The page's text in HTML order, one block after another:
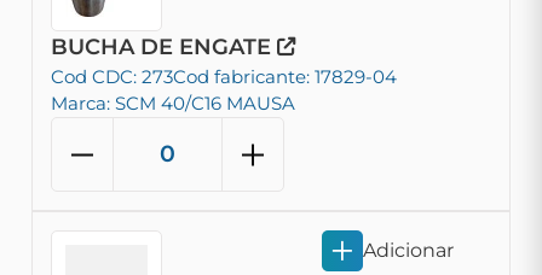
BUCHA DE ENGATE
Cod CDC: 273Cod fabricante: 17829-04
Marca: SCM 40/C16 MAUSA
Adicionar